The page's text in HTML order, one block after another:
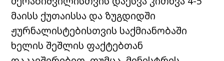
მაისს ქუთაისსა და ზუგდიდში
ჟურნალისტებისთვის საქმიანობაში
ხელის შეშლის ფაქტებთან